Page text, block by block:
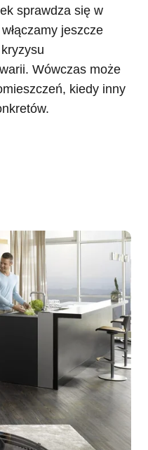
sprawdza się w
jeszcze
Wówczas może
kiedy inny